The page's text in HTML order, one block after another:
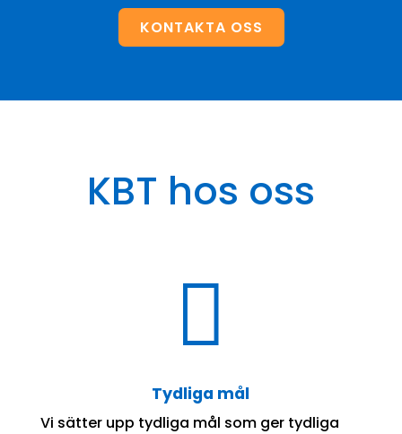
KONTAKTA OSS
KBT hos oss

Tydliga mål
Vi sätter upp tydliga mål som ger tydliga